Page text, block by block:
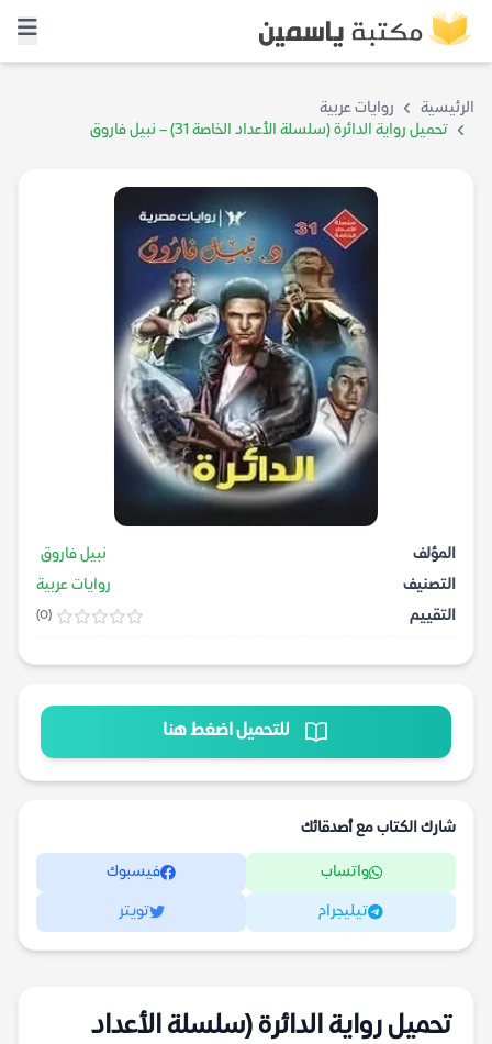
الرئيسية
روايات عربية
تحميل رواية الدائرة (سلسلة الأعداد الخاصة 31) – نبيل فاروق
المؤلف
نبيل فاروق
التصنيف
روايات عربية
التقييم
(0)
للتحميل اضغط هنا
شارك الكتاب مع أصدقائك
واتساب فيسبوك
تيليجرام تويتر
تحميل رواية الدائرة (سلسلة الأعداد